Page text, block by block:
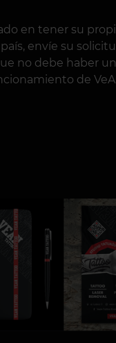
en tener su
envíe su
no debe haber
de